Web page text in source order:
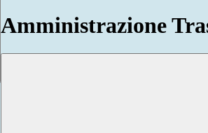
Amministrazione